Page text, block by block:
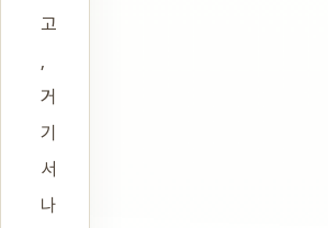
고
거
기
서
나